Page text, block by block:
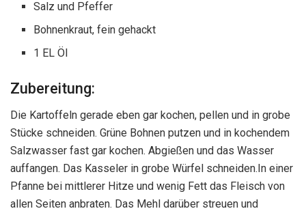
Salz und Pfeffer
Bohnenkraut, fein gehackt
1 EL Öl
Zubereitung:
Die Kartoffeln gerade eben gar kochen, pellen und in grobe
Stücke schneiden. Grüne Bohnen putzen und in kochendem
Salzwasser fast gar kochen. Abgießen und das Wasser
auffangen. Das Kasseler in grobe Würfel schneiden.In einer
Pfanne bei mittlerer Hitze und wenig Fett das Fleisch von
allen Seiten anbraten. Das Mehl darüber streuen und